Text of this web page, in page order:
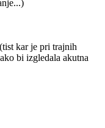
kar je pri trajnih
bi izgledala akutna